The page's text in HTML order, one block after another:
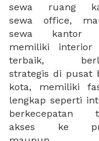
sewa ruang
sewa office,
sewa kantor
memiliki interior
terbaik,
strategis di pusat
kota, memiliki
lengkap seperti
berkecepatan
akses ke
Perusahaan,
Usaha
dan atau akte
PT maupun
pendirian CV
usaha Anda.
ruang kantor
juga
proses sewa
Anda, karena